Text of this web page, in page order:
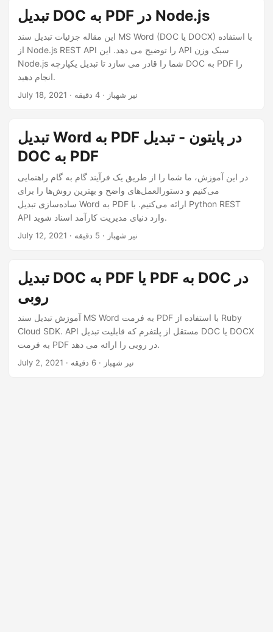
تبدیل DOC به PDF در Node.js
این مقاله جزئیات تبدیل سند MS Word (DOC یا DOCX) با استفاده
از Node.js REST API را توضیح می دهد. این API سبک وزن
Node.js شما را قادر می سازد تا تبدیل یکپارچه DOC به PDF را
انجام دهید.
July 18, 2021 · نیر شهباز · 4 دقیقه
تبدیل Word به PDF در پایتون - تبدیل
DOC به PDF
در این آموزش، ما شما را از طریق یک فرآیند گام به گام راهنمایی
می‌کنیم و دستورالعمل‌های واضح و بهترین روش‌ها را برای
ساده‌سازی تبدیل Word به PDF ارائه می‌کنیم. با Python REST
API وارد دنیای مدیریت کارآمد اسناد شوید.
July 12, 2021 · نیر شهباز · 5 دقیقه
تبدیل DOC به PDF یا PDF به DOC در
روبی
آموزش تبدیل سند MS Word به فرمت PDF با استفاده از Ruby
Cloud SDK. API مستقل از پلتفرم که قابلیت تبدیل DOC یا DOCX
به فرمت PDF در روبی را ارائه می دهد.
July 2, 2021 · نیر شهباز · 6 دقیقه